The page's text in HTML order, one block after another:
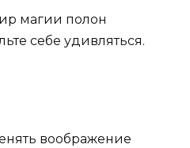
магии полон
себе удивляться.
воображение